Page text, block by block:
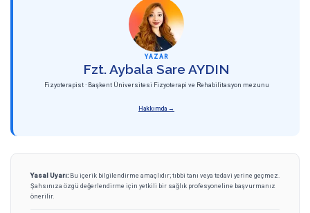
YAZAR
Fzt. Aybala Sare AYDIN
Fizyoterapist · Başkent Üniversitesi Fizyoterapi ve Rehabilitasyon mezunu
Hakkımda →
Yasal Uyarı: Bu içerik bilgilendirme amaçlıdır; tıbbi tanı veya tedavi yerine geçmez.
Şahsınıza özgü değerlendirme için yetkili bir sağlık profesyoneline başvurmanız
önerilir.